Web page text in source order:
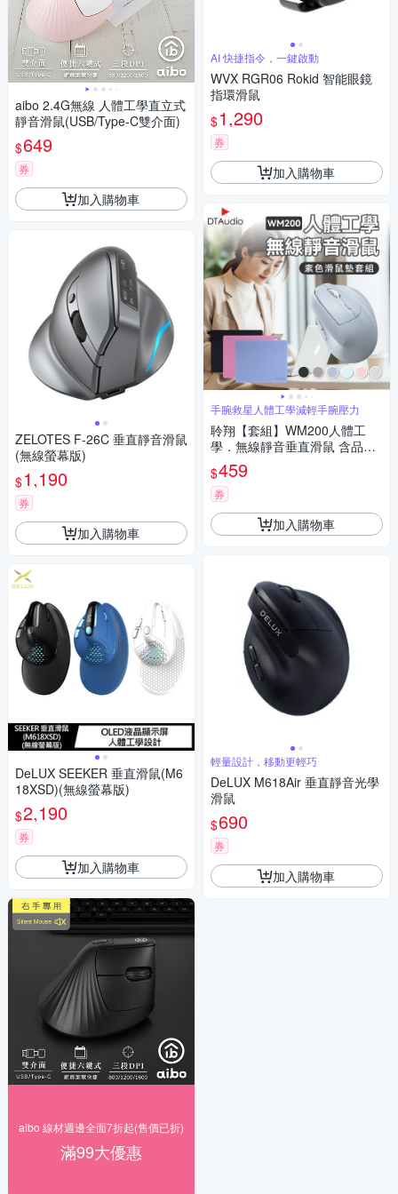
aibo 2.4G無線 人體工學直立式
靜音滑鼠(USB/Type-C雙介面)
$649
券
加入購物車
ZELOTES F-26C 垂直靜音滑鼠
(無線螢幕版)
$1,190
券
加入購物車
DeLUX SEEKER 垂直滑鼠(M6
18XSD)(無線螢幕版)
$2,190
券
加入購物車
aibo 線材週邊全面7折起(售價已折)
滿99大優惠
AI 快捷指令，一鍵啟動
WVX RGR06 Rokid 智能眼鏡
指環滑鼠
$1,290
券
加入購物車
手腕救星人體工學減輕手腕壓力
聆翔【套組】WM200人體工
學．無線靜音垂直滑鼠 含品牌
滑鼠墊｜6鍵 手腕救星 62°黃金
傾角 無線滑鼠 直立式滑鼠 充電
滑鼠 超長續航
$459
券
加入購物車
輕量設計，移動更輕巧
DeLUX M618Air 垂直靜音光學
滑鼠
$690
券
加入購物車